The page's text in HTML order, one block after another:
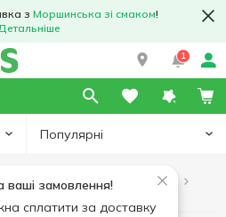
з Моршинська зі смаком!
1
Популярні
ваші замовлення!
сплатити за доставку
Яйця та молочні продукти Масло і маргарин